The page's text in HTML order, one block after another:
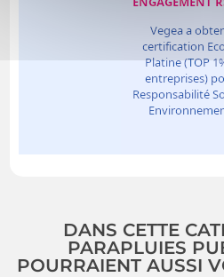
DANS CETTE
PARAPLUIES
POURRAIENT AUSSI